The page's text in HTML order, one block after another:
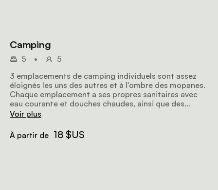
Camping
5 •
5
3 emplacements de camping individuels sont assez
éloignés les uns des autres et à l'ombre des mopanes.
Chaque emplacement a ses propres sanitaires avec
eau courante et douches chaudes, ainsi que des
barbecues et des prises électriques. Les campeurs
Voir plus
À partir de 18 $US